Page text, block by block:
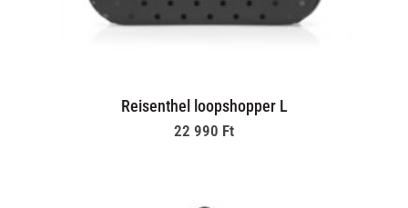
Reisenthel loopshopper L
22 990 Ft